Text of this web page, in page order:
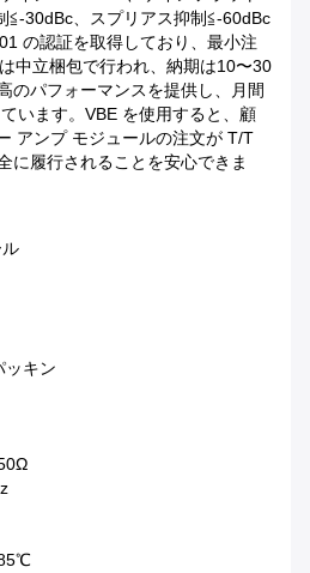
≦-30dBc、スプリアス抑制≦-60dBc
の認証を取得しており、最小注
中立梱包で行われ、納期は10〜30
のパフォーマンスを提供し、月間
います。VBE を使用すると、顧
アンプ モジュールの注文が T/T
に履行されることを安心できま
ッキン